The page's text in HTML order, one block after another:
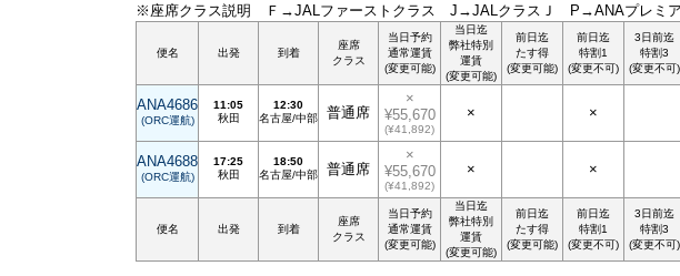
※座席クラス説明 Ｆ→JALファーストクラス J→JALクラスＪ P→ANAプレミ
便名 出発 到着
座席
クラス
当日予約
通常運賃
(変更可能)
当日迄
弊社特別
運賃
(変更可能)
前日迄
たす得
(変更可能)
前日迄
特割1
(変更不可)
3日前迄
特割3
(変更不可)
ANA4686
(ORC運航)
11:05
秋田
12:30
名古屋/中部
普通席
×
¥55,670
(¥41,892)
× ×
ANA4688
(ORC運航)
17:25
秋田
18:50
名古屋/中部
普通席
×
¥55,670
(¥41,892)
× ×
便名 出発 到着
座席
クラス
当日予約
通常運賃
(変更可能)
当日迄
弊社特別
運賃
(変更可能)
前日迄
たす得
(変更可能)
前日迄
特割1
(変更不可)
3日前迄
特割3
(変更不可)